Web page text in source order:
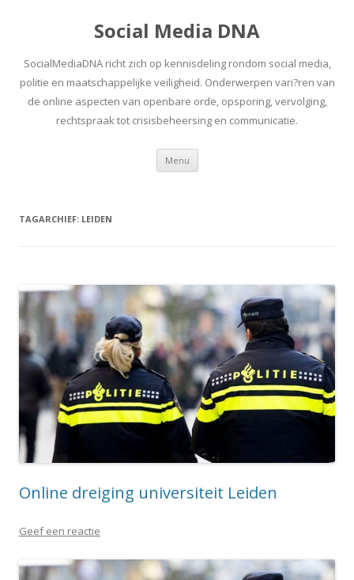
Social Media DNA
SocialMediaDNA richt zich op kennisdeling rondom social media,
politie en maatschappelijke veiligheid. Onderwerpen vari?ren van
de online aspecten van openbare orde, opsporing, vervolging,
rechtspraak tot crisisbeheersing en communicatie.
Menu Spring
inhoud
TAGARCHIEF: LEIDEN
Online dreiging universiteit Leiden
Geef een reactie